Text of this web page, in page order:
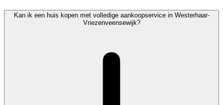
Kan ik een huis kopen met volledige aankoopservice in Westerhaar-
Vriezenveensewijk?